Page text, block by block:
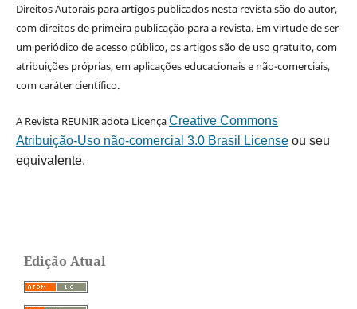
Direitos Autorais para artigos publicados nesta revista são do autor,
com direitos de primeira publicação para a revista. Em virtude de ser
um periódico de acesso público, os artigos são de uso gratuito, com
atribuições próprias, em aplicações educacionais e não-comerciais,
com caráter científico.
A Revista REUNIR adota LicençaCreative Commons
Atribuição-Uso não-comercial 3.0 Brasil Licenseou seu
equivalente.
Edição Atual